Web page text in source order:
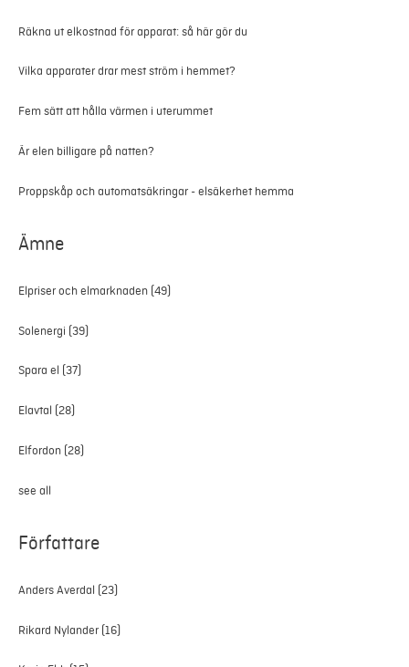
Räkna ut elkostnad för apparat: så här gör du
Vilka apparater drar mest ström i hemmet?
Fem sätt att hålla värmen i uterummet
Är elen billigare på natten?
Proppskåp och automatsäkringar - elsäkerhet hemma
Ämne
Elpriser och elmarknaden (49)
Solenergi (39)
Spara el (37)
Elavtal (28)
Elfordon (28)
see all
Författare
Anders Averdal (23)
Rikard Nylander (16)